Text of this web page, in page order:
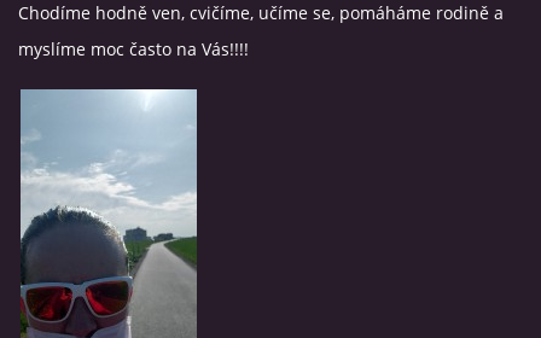
Chodíme hodně ven, cvičíme, učíme se, pomáháme rodině a
myslíme moc často na Vás!!!!